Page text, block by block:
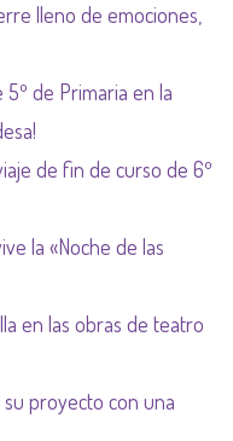
lleno de emociones,
5º de Primaria en la
de fin de curso de 6º
la «Noche de las
en las obras de teatro
su proyecto con una